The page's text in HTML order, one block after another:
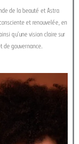
de la beauté et Astra
et renouvelée, en
qu’une vision claire sur
de gouvernance.